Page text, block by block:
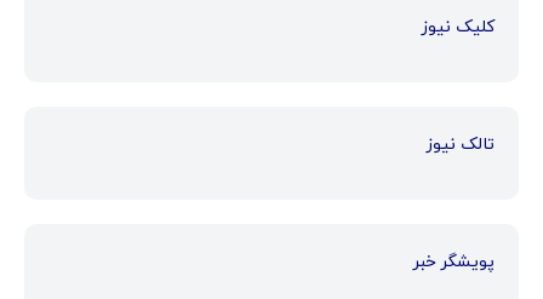
کلیک نیوز
تالک نیوز
پویشگر خبر